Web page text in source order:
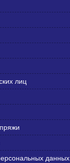
лиц
данных